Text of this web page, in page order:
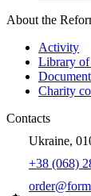
About the
Activity
Library of
Charity
Contacts
Ukraine,
+38 (068)